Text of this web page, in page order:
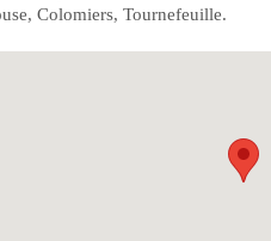
Colomiers, Tournefeuille.